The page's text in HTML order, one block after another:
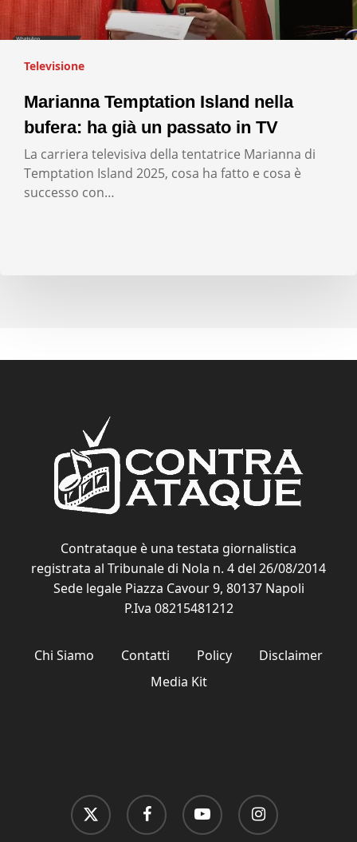
Televisione
Marianna Temptation Island nella
bufera: ha già un passato in TV
La carriera televisiva della tentatrice Marianna di
Temptation Island 2025, cosa ha fatto e cosa è
successo con…
Contrataque è una testata giornalistica
registrata al Tribunale di Nola n. 4 del 26/08/2014
Sede legale Piazza Cavour 9, 80137 Napoli
P.Iva 08215481212
Chi Siamo Contatti Policy
Disclaimer
Media Kit
x-
twitter
facebook youtube instagram